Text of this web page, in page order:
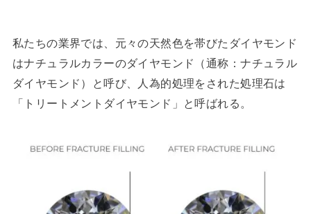
私たちの業界では、元々の天然色を帯びたダイヤモンド
はナチュラルカラーのダイヤモンド（通称：ナチュラル
ダイヤモンド）と呼び、人為的処理をされた処理石は
「トリートメントダイヤモンド」と呼ばれる。